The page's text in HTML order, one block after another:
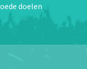
doelen